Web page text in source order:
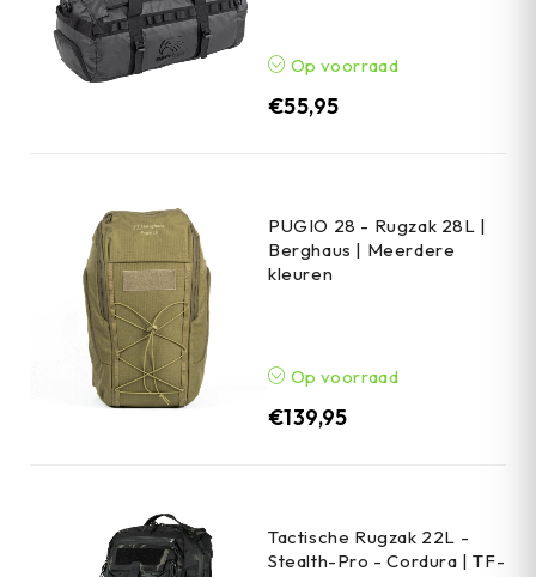
Op voorraad
€55,95
PUGIO 28 - Rugzak 28L |
Berghaus | Meerdere
kleuren
Op voorraad
€139,95
Tactische Rugzak 22L -
Stealth-Pro - Cordura | TF-